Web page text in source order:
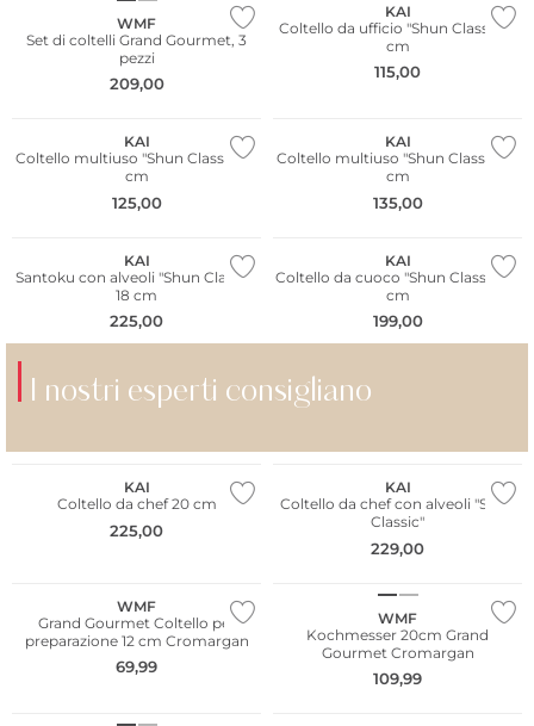
WMF
Set di coltelli Grand Gourmet, 3
pezzi
209,00
KAI
Coltello da ufficio "Shun Classic" 9
cm
115,00
KAI
Coltello multiuso "Shun Classic" 10
cm
125,00
KAI
Coltello multiuso "Shun Classic" 15
cm
135,00
KAI
Santoku con alveoli "Shun Classic"
18 cm
225,00
KAI
Coltello da cuoco "Shun Classic" 15
cm
199,00
I nostri esperti consigliano
REISENTHEL RITZENHOFF
KAI
Coltello da chef 20 cm
225,00
KAI
Coltello da chef con alveoli "Shun
Classic"
229,00
WMF
Grand Gourmet Coltello per
preparazione 12 cm Cromargan
69,99
WMF
Kochmesser 20cm Grand
Gourmet Cromargan
109,99